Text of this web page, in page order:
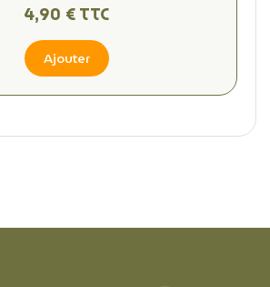
4,90 € TTC
Ajouter